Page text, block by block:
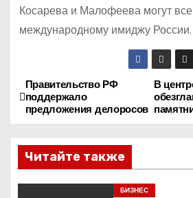
Косарева и Малофеева могут
международному имиджу России.
Н
а
в
и
В
Правительство РФ
поддержало
предложения делоросов
Читайте также
БИЗНЕС